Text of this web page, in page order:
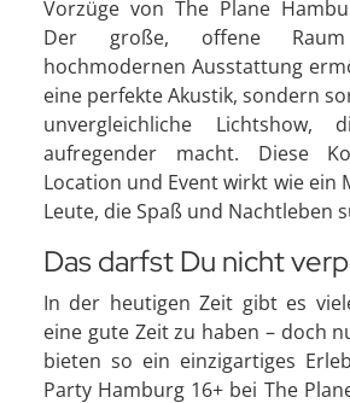
Vorzüge von The Plane
Der große, offene
hochmodernen Ausstattung
eine perfekte Akustik, sondern
unvergleichliche Lichtshow,
aufregender macht. Diese
Location und Event wirkt wie ein
Leute, die Spaß und Nachtleben
Das darfst Du nicht
In der heutigen Zeit gibt es
eine gute Zeit zu haben – doch
bieten so ein einzigartiges
Party Hamburg 16+ bei The